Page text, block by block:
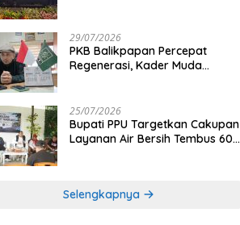
29/07/2026
PKB Balikpapan Percepat
Regenerasi, Kader Muda
25/07/2026
Bupati PPU Targetkan Cakupan
Layanan Air Bersih Tembus 60
Selengkapnya